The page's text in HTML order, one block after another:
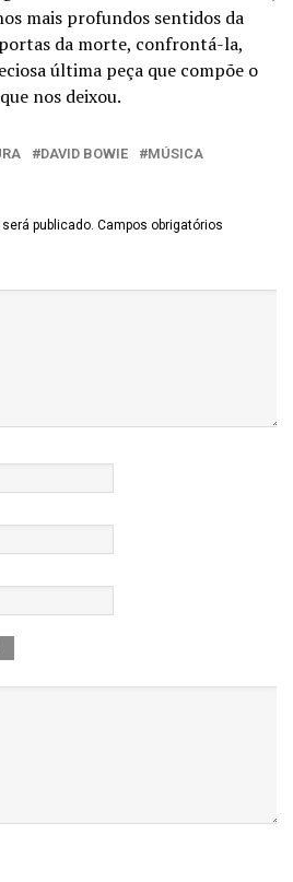
mais profundos sentidos da
da morte, confrontá-la,
última peça que compõe o
nos deixou.
DAVID BOWIE
MÚSICA
publicado. Campos obrigatórios